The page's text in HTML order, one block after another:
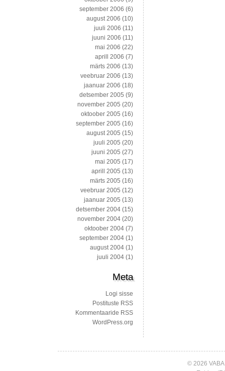
september 2006 (6)
august 2006 (10)
juuli 2006 (11)
juuni 2006 (11)
mai 2006 (22)
aprill 2006 (7)
märts 2006 (13)
veebruar 2006 (13)
jaanuar 2006 (18)
detsember 2005 (9)
november 2005 (20)
oktoober 2005 (16)
september 2005 (16)
august 2005 (15)
juuli 2005 (20)
juuni 2005 (27)
mai 2005 (17)
aprill 2005 (13)
märts 2005 (16)
veebruar 2005 (12)
jaanuar 2005 (13)
detsember 2004 (15)
november 2004 (20)
oktoober 2004 (7)
september 2004 (1)
august 2004 (1)
juuli 2004 (1)
Meta
Logi sisse
Postituste RSS
Kommentaaride RSS
WordPress.org
© 2026